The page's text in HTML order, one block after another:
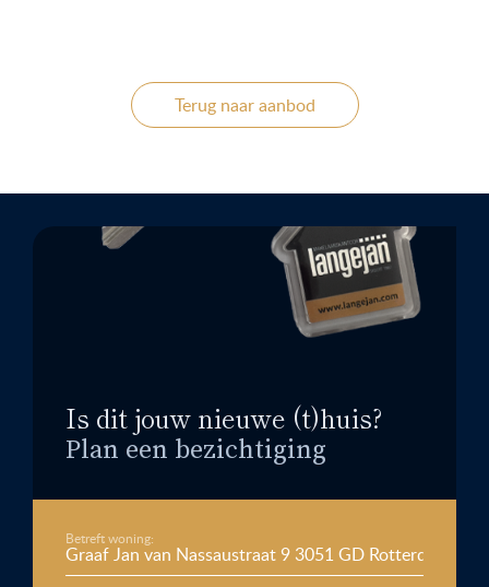
Terug naar aanbod
Is dit jouw nieuwe (t)huis?
Plan een bezichtiging
Betreft woning: